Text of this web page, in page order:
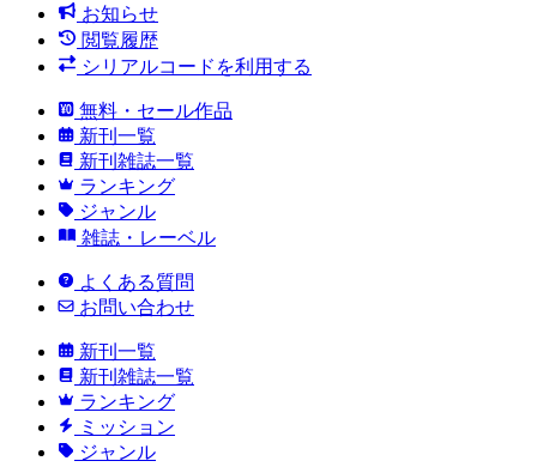
お知らせ
閲覧履歴
シリアルコードを利用する
無料・セール作品
新刊一覧
新刊雑誌一覧
ランキング
ジャンル
雑誌・レーベル
よくある質問
お問い合わせ
新刊一覧
新刊雑誌一覧
ランキング
ミッション
ジャンル